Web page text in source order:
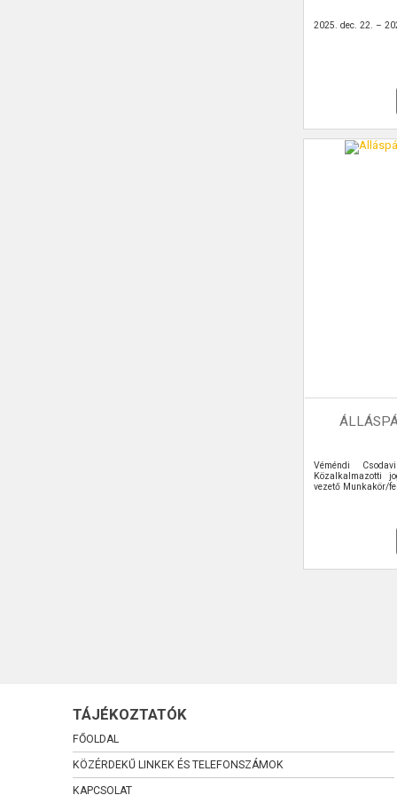
2025. dec. 22. –
Véméndi
Közalkalmazotti
vezető Munkakör/
TÁJÉKOZTATÓK
FŐOLDAL
KÖZÉRDEKŰ LINKEK ÉS TELEFONSZÁMOK
KAPCSOLAT